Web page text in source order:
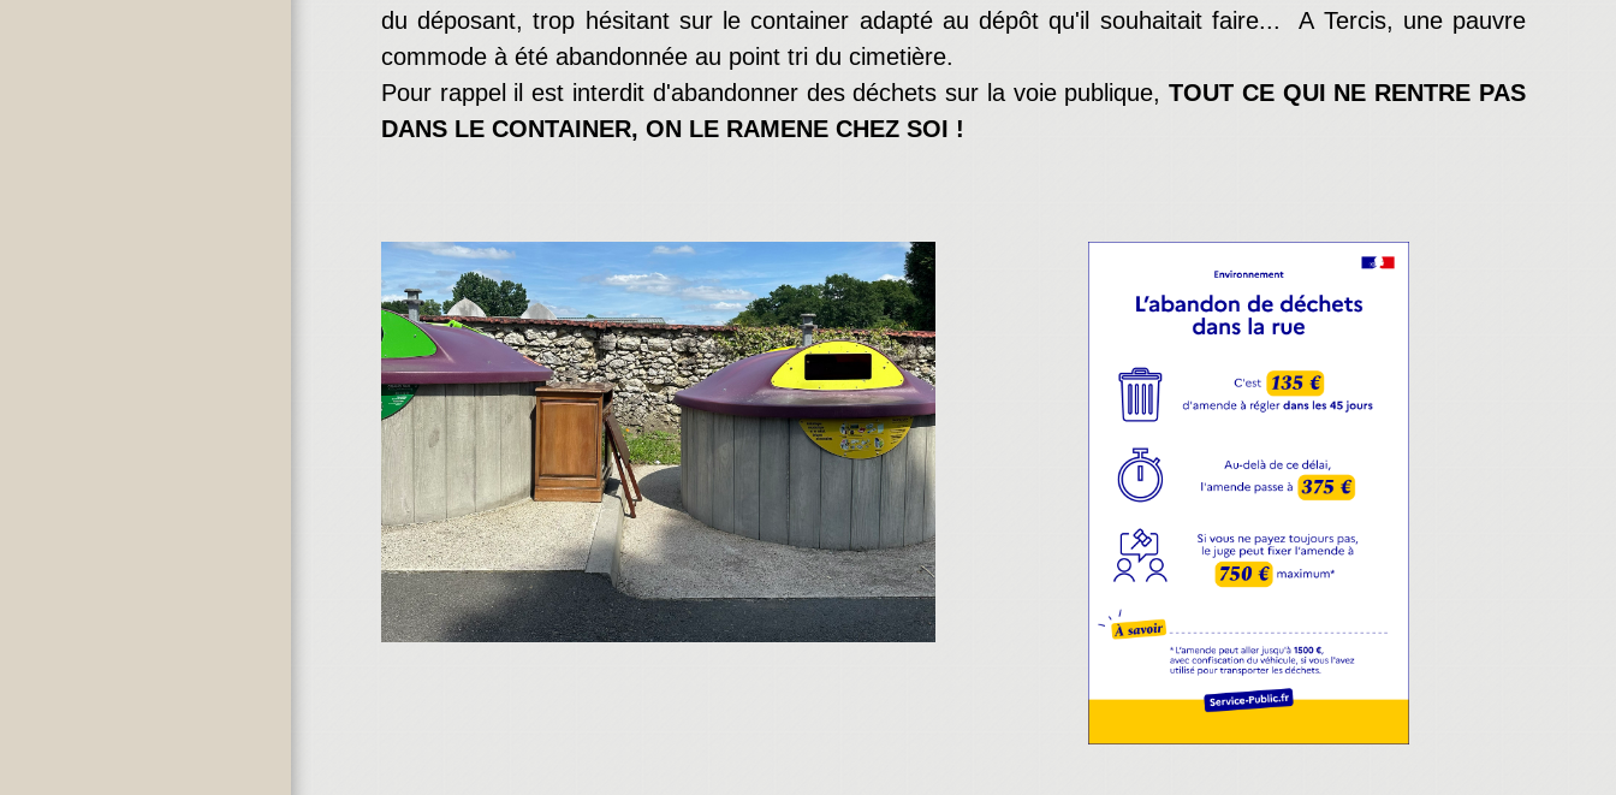
du déposant, trop hésitant sur le container adapté au dépôt qu'il souhaitait faire... A Tercis, une pauvre
commode à été abandonnée au point tri du cimetière.
Pour rappel il est interdit d'abandonner des déchets sur la voie publique,TOUT CE QUI NE RENTRE PAS
DANS LE CONTAINER, ON LE RAMENE CHEZ SOI !